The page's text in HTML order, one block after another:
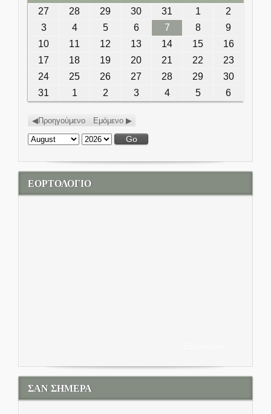
27 July 27, 2026
28 July 28, 2026
29 July 29, 2026
30 July 30, 2026
31 July 31, 2026
1
August 1,
2026
2
3August 3, 2026
4August 4, 2026
5August 5, 2026
6August 6, 2026
7 August 7, 2026
8
August 8,
2026
9
10 August 10, 2026
11 August 11, 2026
12 August 12, 2026
13 August 13, 2026
14 August 14, 2026
15
August
15, 2026
16August
17 August 17, 2026
18 August 18, 2026
19 August 19, 2026
20 August 20, 2026
21 August 21, 2026
22
August
22, 2026
23August
24 August 24, 2026
25 August 25, 2026
26 August 26, 2026
27 August 27, 2026
28 August 28, 2026
29
August
29, 2026
30August
31 August 31, 2026
1 September 1, 2026
2 September 2, 2026
3September 3, 2026
4
September 4,
2026
5September
5, 2026
6
6, 2026
Προηγούμενο
Εμόμενο
Month:
Year:
ΕΟΡΤΟΛΟΓΙΟ
ΣΑΝ ΣΗΜΕΡΑ